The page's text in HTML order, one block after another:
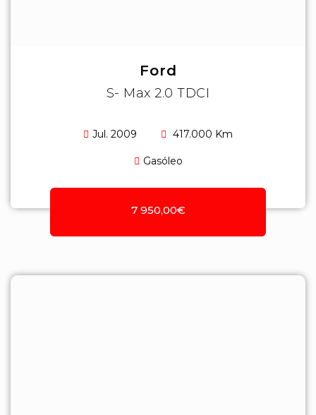
Ford
S- Max 2.0 TDCI
Jul. 2009 417.000 Km
Gasóleo
7 950,00€